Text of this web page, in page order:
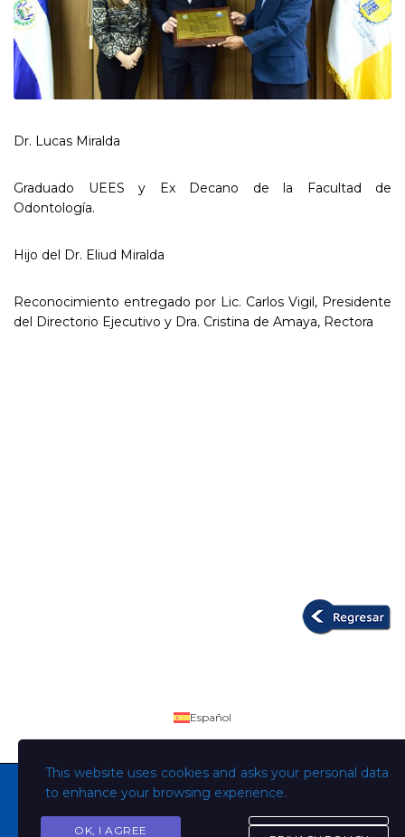
Dr. Lucas Miralda
Graduado UEES y Ex Decano de la Facultad de
Odontología.
Hijo del Dr. Eliud Miralda
Reconocimiento entregado por Lic. Carlos Vigil, Presidente
del Directorio Ejecutivo y Dra. Cristina de Amaya, Rectora
This website uses cookies and asks your personal data
to enhance your browsing experience.
OK, I AGREE
Español